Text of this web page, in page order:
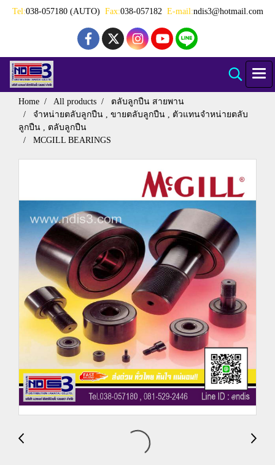
Tel:038-057180 (AUTO) Fax:038-057182 E-mail:ndis3@hotmail.com
Home All products
ตลับลูกปืน สายพาน
จำหน่ายตลับลูกปืน , ขายตลับลูกปืน , ตัวแทนจำหน่ายตลับ
ลูกปืน , ตลับลูกปืน
MCGILL BEARINGS